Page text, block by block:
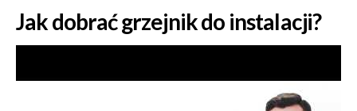
Jak dobrać grzejnik do instalacji?